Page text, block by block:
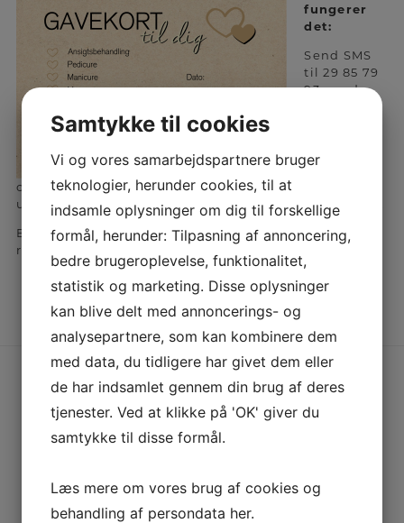
fungerer
det:
Send SMS
til 29 85 79
93, med
dine
oplysninger ned men du skal selv sørge for at
udfylde gavekortet med korrekt navn, dato og beløb.
Betaling af gavekort fungerer via bankoverførsel på
reg. og konto nr:
0650-6449346066
Følg med på Facebook:
Tinas Hudpleje
4 days ago
Samtykke til cookies
Vi og vores samarbejdspartnere bruger
teknologier, herunder cookies, til at
indsamle oplysninger om dig til forskellige
formål, herunder: Tilpasning af annoncering,
bedre brugeroplevelse, funktionalitet,
statistik og marketing. Disse oplysninger
kan blive delt med annoncerings- og
analysepartnere, som kan kombinere dem
med data, du tidligere har givet dem eller
de har indsamlet gennem din brug af deres
tjenester. Ved at klikke på 'OK' giver du
samtykke til disse formål.
Læs mere om vores brug af cookies og
behandling af persondata her.